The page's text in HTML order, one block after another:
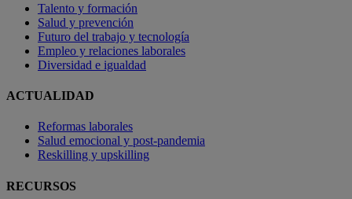
Talento y formación
Salud y prevención
Futuro del trabajo y tecnología
Empleo y relaciones laborales
Diversidad e igualdad
ACTUALIDAD
Reformas laborales
Salud emocional y post-pandemia
Reskilling y upskilling
RECURSOS